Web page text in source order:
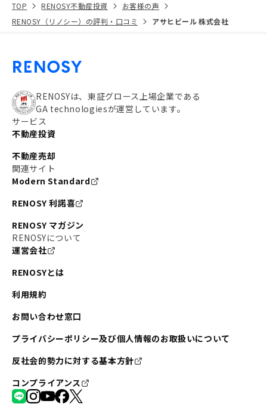
TOP RENOSY不動産投資
お客様の声
RENOSY（リノシー）の評判・口コミ
アサヒビール 株式会社
RENOSYは、東証グロース上場企業である
GA technologiesが運営しています。
サービス
不動産投資
不動産売却
関連サイト
Modern Standard
RENOSY 利諾喜
RENOSY マガジン
RENOSYについて
運営会社
RENOSYとは
利用規約
お問い合わせ窓口
プライバシーポリシー及び個人情報のお取扱いについて
反社会的勢力に対する基本方針
コンプライアンス